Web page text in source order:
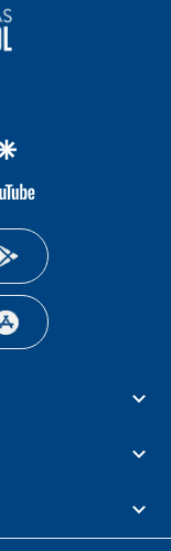
google
youtube-